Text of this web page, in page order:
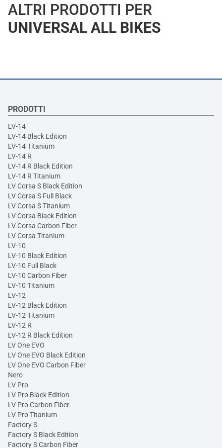
ALTRI PRODOTTI PER
UNIVERSAL ALL BIKES
PRODOTTI
LV-14
LV-14 Black Edition
LV-14 Titanium
LV-14 R
LV-14 R Black Edition
LV-14 R Titanium
LV Corsa S Black Edition
LV Corsa S Full Black
LV Corsa S Titanium
LV Corsa Black Edition
LV Corsa Carbon Fiber
LV Corsa Titanium
LV-10
LV-10 Black Edition
LV-10 Full Black
LV-10 Carbon Fiber
LV-10 Titanium
LV-12
LV-12 Black Edition
LV-12 Titanium
LV-12 R
LV-12 R Black Edition
LV One EVO
LV One EVO Black Edition
LV One EVO Carbon Fiber
Nero
LV Pro
LV Pro Black Edition
LV Pro Carbon Fiber
LV Pro Titanium
Factory S
Factory S Black Edition
Factory S Carbon Fiber